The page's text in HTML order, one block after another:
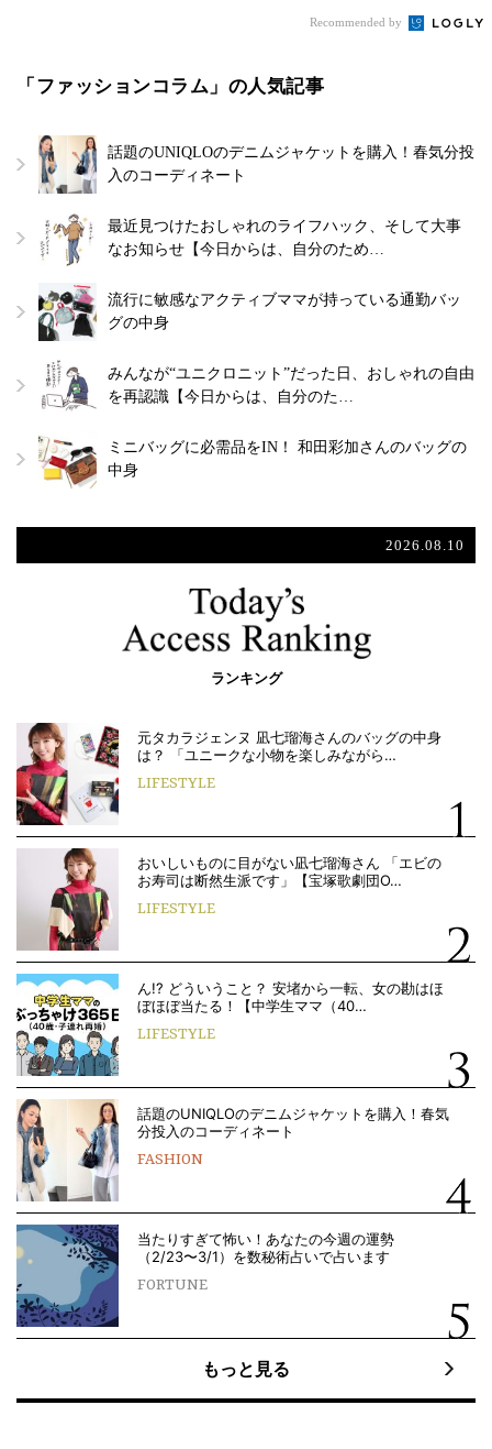
Recommended by
「ファッションコラム」の人気記事
話題のUNIQLOのデニムジャケットを購入！春気分投
入のコーディネート
最近見つけたおしゃれのライフハック、そして大事
なお知らせ【今日からは、自分のため…
流行に敏感なアクティブママが持っている通勤バッ
グの中身
みんなが“ユニクロニット”だった日、おしゃれの自由
を再認識【今日からは、自分のた…
ミニバッグに必需品をIN！ 和田彩加さんのバッグの
中身
2026.08.10
ランキング
元タカラジェンヌ 凪七瑠海さんのバッグの中身
は？ 「ユニークな小物を楽しみながら…
LIFESTYLE
おいしいものに目がない凪七瑠海さん 「エビの
お寿司は断然生派です」【宝塚歌劇団O…
LIFESTYLE
ん!? どういうこと？ 安堵から一転、女の勘はほ
ぼほぼ当たる！【中学生ママ（40…
LIFESTYLE
話題のUNIQLOのデニムジャケットを購入！春気
分投入のコーディネート
FASHION
当たりすぎて怖い！あなたの今週の運勢
（2/23〜3/1）を数秘術占いで占います
FORTUNE
もっと見る